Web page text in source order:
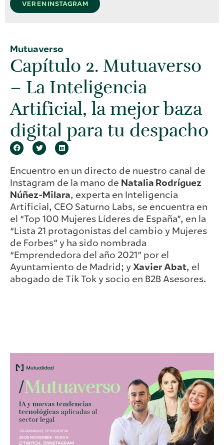
VER EN INSTAGRAM
Mutuaverso
Capítulo 2. Mutuaverso
– La Inteligencia
Artificial, la mejor baza
digital para tu despacho​
Encuentro en un directo de nuestro canal de
Instagram de la mano de Natalia Rodríguez
Núñez-Milara, experta en Inteligencia
Artificial, CEO Saturno Labs, se encuentra en
el “Top 100 Mujeres Líderes de España”, en la
“Lista 21 protagonistas del cambio y Mujeres
de Forbes” y ha sido nombrada
“Emprendedora del año 2021” por el
Ayuntamiento de Madrid; yXavier Abat, el
abogado de Tik Tok y socio en B2B Asesores.